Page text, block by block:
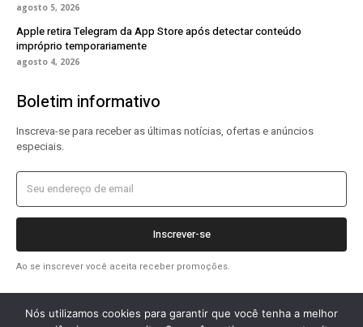
agosto 5, 2026
Apple retira Telegram da App Store após detectar conteúdo
impróprio temporariamente
agosto 4, 2026
Boletim informativo
Inscreva-se para receber as últimas notícias, ofertas e anúncios
especiais.
Inscrever-se
Ao se inscrever você aceita receber promoções.
Nós utilizamos cookies para garantir que você tenha a melhor